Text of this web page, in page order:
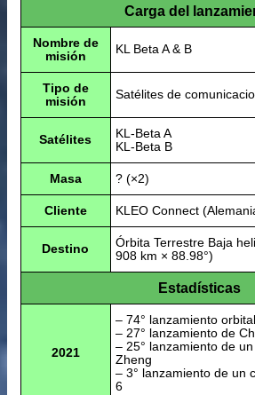
Carga del
Nombre de
misión
KL Beta A & B
Tipo de
misión
Satélites de
Satélites
KL-Beta A
KL-Beta B
Masa ? (×2)
Cliente KLEO Connect
Destino
Órbita Terrestre Baja
908 km × 88.98°)
Estadísticas
2021
– 74° lanzamiento orbital
– 27° lanzamiento de
– 25° lanzamiento de
Zheng
– 3° lanzamiento de un
6